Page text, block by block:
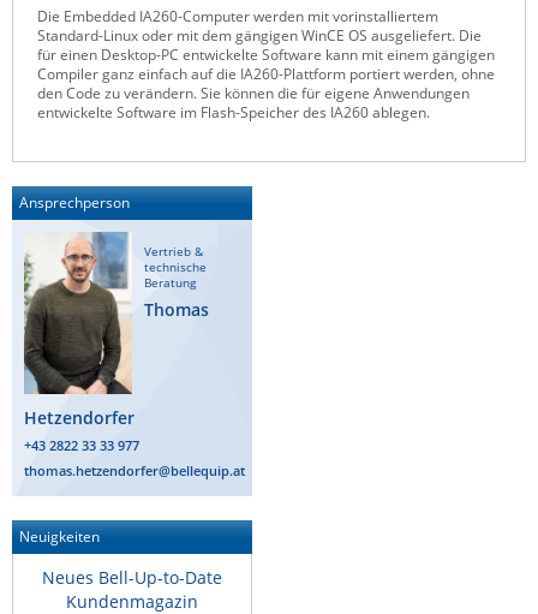
Teltonika
Unwired Networks
Vision
Yuasa
ZPE Systems
News zu unseren Herstellern
Die Embedded IA260-Computer werden mit vorinstalliertem
Standard-Linux oder mit dem gängigen WinCE OS ausgeliefert. Die
für einen Desktop-PC entwickelte Software kann mit einem gängigen
Compiler ganz einfach auf die IA260-Plattform portiert werden, ohne
den Code zu verändern. Sie können die für eigene Anwendungen
entwickelte Software im Flash-Speicher des IA260 ablegen.
Ansprechperson
Vertrieb &
technische
Beratung
Thomas
Hetzendorfer
+43 2822 33 33 977
thomas.hetzendorfer@bellequip.at
Neuigkeiten
Neues Bell-Up-to-Date
Kundenmagazin